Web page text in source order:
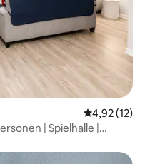
4,92 (12)
| Spielhalle |